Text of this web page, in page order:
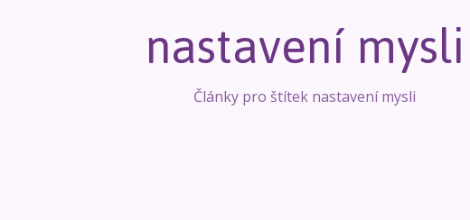
nastavení mysli
Články pro štítek nastavení mysli